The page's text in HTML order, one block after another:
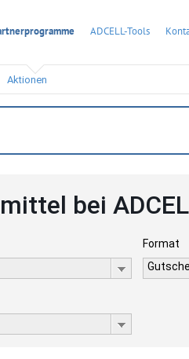
ADCELL-Tools
Aktionen
bei
Format